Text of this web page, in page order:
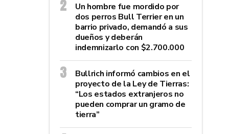
Un hombre fue mordido por
dos perros Bull Terrier en un
barrio privado, demandó a sus
dueños y deberán
indemnizarlo con $2.700.000
Bullrich informó cambios en el
proyecto de la Ley de Tierras:
“Los estados extranjeros no
pueden comprar un gramo de
tierra”